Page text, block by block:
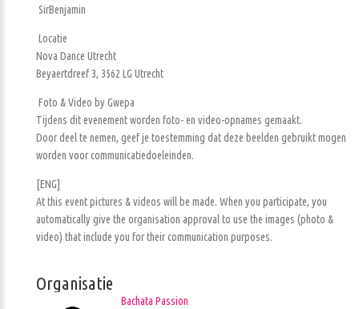
SirBenjamin
Locatie
Nova Dance Utrecht
Beyaertdreef 3, 3562 LG Utrecht
Foto & Video by Gwepa
Tijdens dit evenement worden foto- en video-opnames gemaakt.
Door deel te nemen, geef je toestemming dat deze beelden gebruikt mogen
worden voor communicatiedoeleinden.
[ENG]
At this event pictures & videos will be made. When you participate, you
automatically give the organisation approval to use the images (photo &
video) that include you for their communication purposes.
Organisatie
Bachata Passion